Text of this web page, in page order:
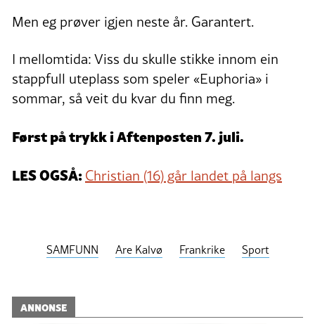
Men eg prøver igjen neste år. Garantert.
I mellomtida: Viss du skulle stikke innom ein
stappfull uteplass som speler «Euphoria» i
sommar, så veit du kvar du finn meg.
Først på trykk i Aftenposten 7. juli.
LES OGSÅ:Christian (16) går landet på langs
SAMFUNN Are Kalvø Frankrike Sport
ANNONSE